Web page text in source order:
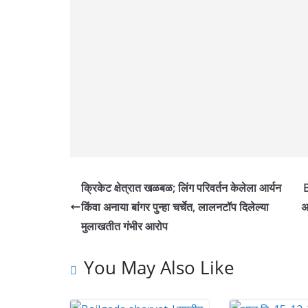
क्रिकेट क्षेत्रात खळबळ; लिंग परिवर्तन केलेला आर्यन
किंवा अनाया बांगर पुन्हा चर्चेत, लालनटॉप दिलेल्या
मुलाखतीत गंभीर आरोप
You May Also Like